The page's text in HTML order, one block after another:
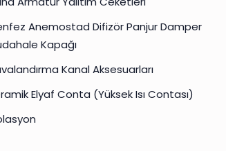
Anemostad Difizör Panjur Damper
Kapağı
Kanal Aksesuarları
Elyaf Conta (Yüksek Isı Contası)